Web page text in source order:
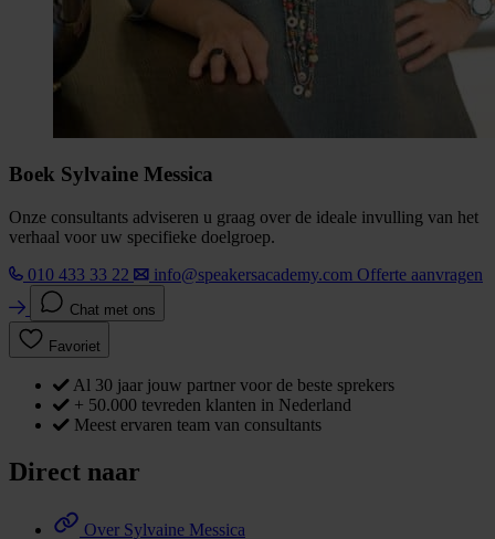
Boek Sylvaine Messica
Onze consultants adviseren u graag over de ideale invulling van het
verhaal voor uw specifieke doelgroep.
010 433 33 22
info@speakersacademy.com Offerte aanvragen
Chat met ons
Favoriet
Al 30 jaar jouw partner voor de beste sprekers
+ 50.000 tevreden klanten in Nederland
Meest ervaren team van consultants
Direct naar
Over Sylvaine Messica